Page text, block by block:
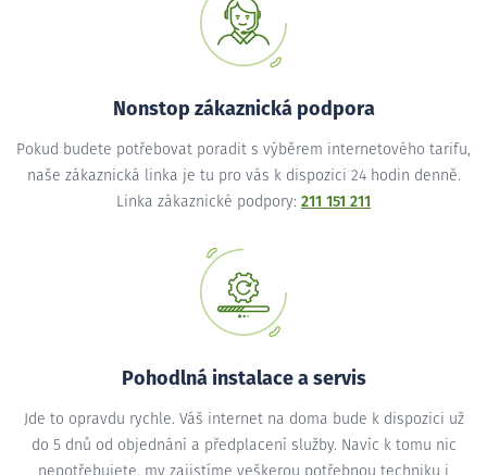
Nonstop zákaznická podpora
Pokud budete potřebovat poradit s výběrem internetového tarifu,
naše zákaznická linka je tu pro vás k dispozici 24 hodin denně.
Linka zákaznické podpory: 211 151 211
Pohodlná instalace a servis
Jde to opravdu rychle. Váš internet na doma bude k dispozici už
do 5 dnů od objednání a předplacení služby. Navíc k tomu nic
nepotřebujete, my zajistíme veškerou potřebnou techniku i